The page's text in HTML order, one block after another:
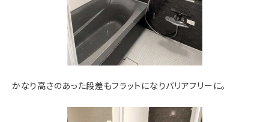
かなり高さのあった段差もフラットになりバリアフリーに。